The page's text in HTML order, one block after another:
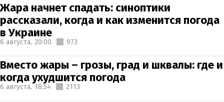
Жара начнет спадать: синоптики
рассказали, когда и как изменится погода
в Украине
6 августа, 20:00 973
Вместо жары – грозы, град и шквалы: где и
когда ухудшится погода
6 августа, 18:54 2113